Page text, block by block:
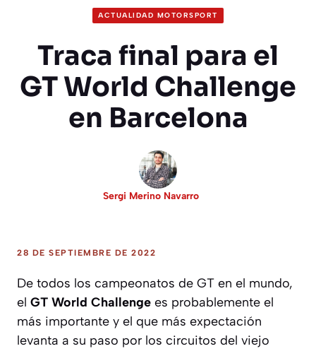
ACTUALIDAD MOTORSPORT
Traca final para el
GT World Challenge
en Barcelona
Sergi Merino Navarro
28 DE SEPTIEMBRE DE 2022
De todos los campeonatos de GT en el mundo,
el GT World Challenge es probablemente el
más importante y el que más expectación
levanta a su paso por los circuitos del viejo